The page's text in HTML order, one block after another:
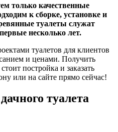
только качественные
к сборке, установке и
туалеты служат
несколько лет.
туалетов для клиентов
и ценами. Получить
постройка и заказать
или на сайте прямо сейчас!
туалета